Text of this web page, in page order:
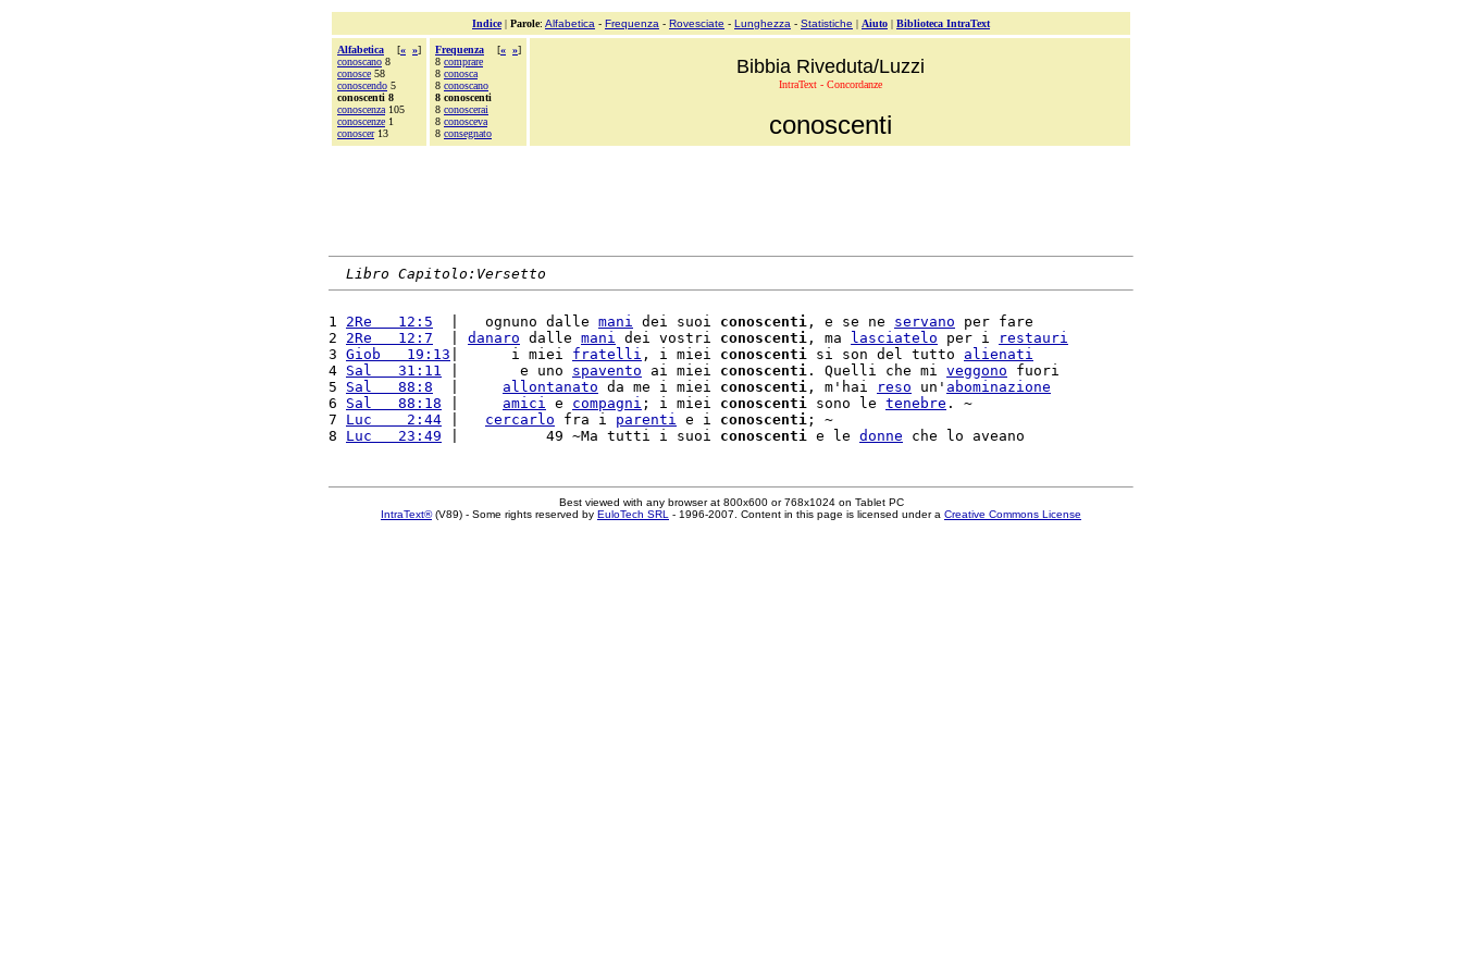
Indice| Parole: Alfabetica - Frequenza - Rovesciate - Lunghezza - Statistiche | Aiuto | Biblioteca IntraText
Alfabetica [« »]
conoscano 8
conosce 58
conoscendo 5
conoscenti 8
conoscenza 105
conoscenze 1
conoscer13
Frequenza [« »]
8 comprare
8 conosca
8 conoscano
8 conoscenti
8 conoscerai
8 conosceva
8 consegnato
Bibbia Riveduta/Luzzi
IntraText - Concordanze
conoscenti
Libro Capitolo:Versetto
1 2Re   12:5
  |   ognuno dalle
mani dei suoi conoscenti , e se ne servano per fare
2 2Re   12:7 danaro dalle mani dei vostri conoscenti , ma lasciatelo per i
restauri
3 Giob   19:13 |      i miei fratelli , i miei conoscenti si son del tutto alienati
4 Sal   31:11 |       e uno spavento ai miei conoscenti . Quelli che mi veggono fuori
5 Sal   88:8 allontanato da me i miei conoscenti , m'hai reso un' abominazione
6 Sal   88:18 amici e compagni ; i miei conoscenti sono le tenebre . ~
7 Luc    2:44 cercarlo fra i parenti e i conoscenti ; ~
8 Luc   23:49 |          49 ~Ma tutti i suoi conoscenti e le donne
Best viewed with any browser at 800x600 or 768x1024 on Tablet PC
IntraText®(V89) - Some rights reserved by EuloTech SRL - 1996-2007. Content in this page is licensed under a Creative Commons License